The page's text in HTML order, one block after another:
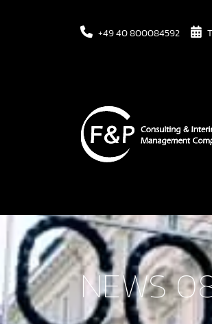
+49 40 800084592
NEWS